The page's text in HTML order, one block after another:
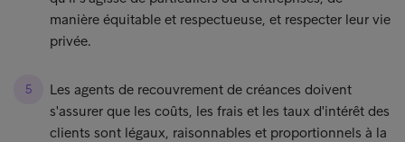
manière équitable et respectueuse, et respecter leur vie
privée.
Les agents de recouvrement de créances doivent
s'assurer que les coûts, les frais et les taux d'intérêt des
clients sont légaux, raisonnables et proportionnels à la